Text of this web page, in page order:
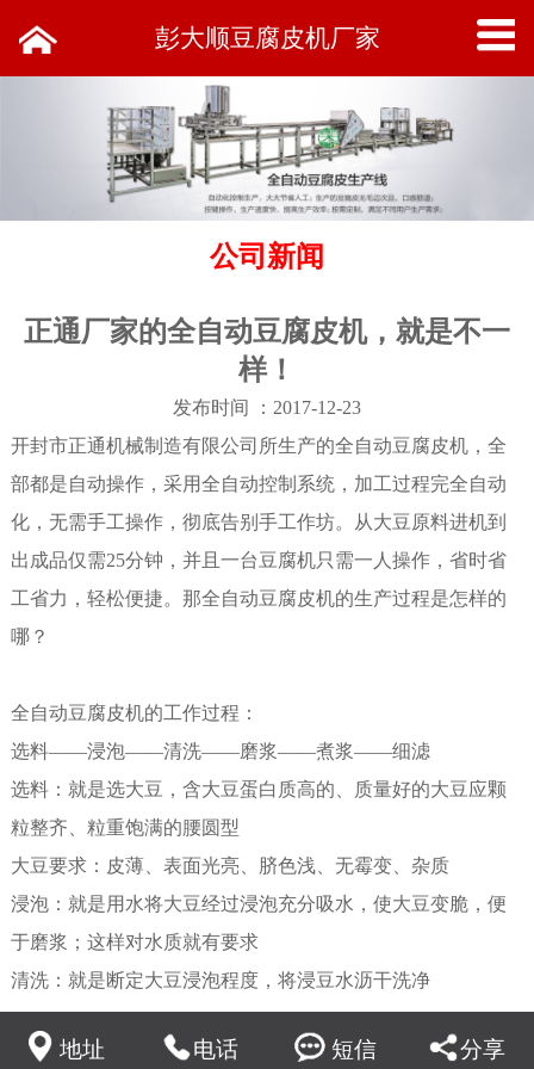
彭大顺豆腐皮机厂家
公司新闻
正通厂家的全自动豆腐皮机，就是不一
样！
发布时间 ：2017-12-23
开封市正通机械制造有限公司所生产的全自动豆腐皮机，全
部都是自动操作，采用全自动控制系统，加工过程完全自动
化，无需手工操作，彻底告别手工作坊。从大豆原料进机到
出成品仅需25分钟，并且一台豆腐机只需一人操作，省时省
工省力，轻松便捷。那全自动豆腐皮机的生产过程是怎样的
哪？
全自动豆腐皮机的工作过程：
选料——浸泡——清洗——磨浆——煮浆——细滤
选料：就是选大豆，含大豆蛋白质高的、质量好的大豆应颗
粒整齐、粒重饱满的腰圆型
大豆要求：皮薄、表面光亮、脐色浅、无霉变、杂质
浸泡：就是用水将大豆经过浸泡充分吸水，使大豆变脆，便
于磨浆；这样对水质就有要求
清洗：就是断定大豆浸泡程度，将浸豆水沥干洗净
磨浆：先介绍正确使用磨浆机的要则：磨豆时：先开机，再
加水，调磨距，加料；
地址 电话 短信 分享